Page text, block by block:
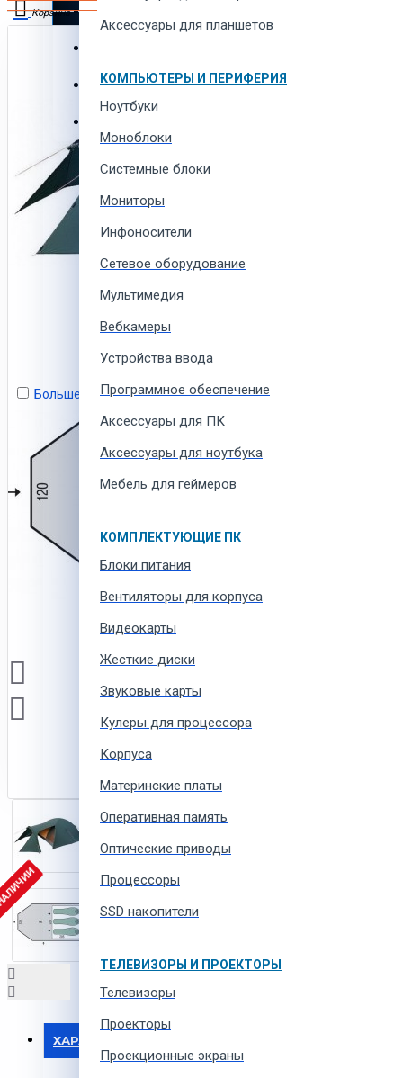
Больше не показывать это сообщение
Спорт товары, отдых и кемпинг
Корзина
В корзине пусто!
Аксессуары для планшетов
КОМПЬЮТЕРЫ И ПЕРИФЕРИЯ
Ноутбуки
Моноблоки
Системные блоки
Мониторы
Инфоносители
Сетевое оборудование
Мультимедия
Вебкамеры
Устройства ввода
Программное обеспечение
Аксессуары для ПК
Аксессуары для ноутбука
Мебель для геймеров
КОМПЛЕКТУЮЩИЕ ПК
Блоки питания
Вентиляторы для корпуса
Видеокарты
Жесткие диски
Звуковые карты
Кулеры для процессора
Корпуса
Материнские платы
Оперативная память
Оптические приводы
Процессоры
SSD накопители
ТЕЛЕВИЗОРЫ И ПРОЕКТОРЫ
Телевизоры
Проекторы
Проекционные экраны
ХАРАКТЕРИСТИКИ